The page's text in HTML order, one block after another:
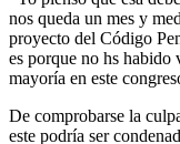
nos queda un mes y
proyecto del Código
es porque no hs habido
mayoría en este
De comprobarse la
este podría ser